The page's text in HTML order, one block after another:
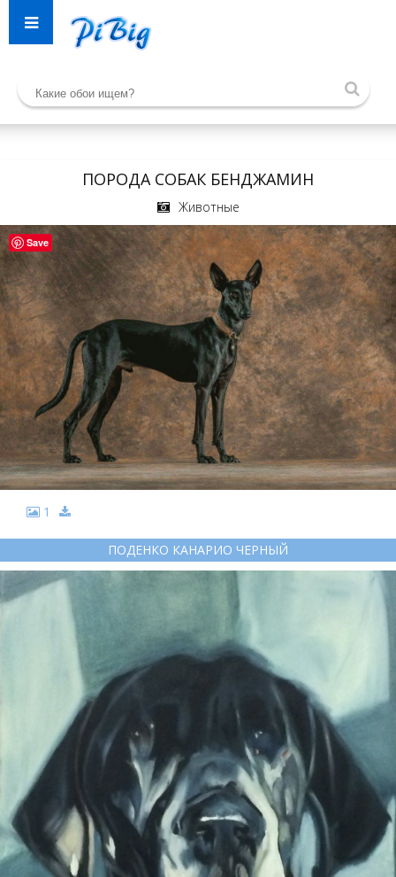
ПОРОДА СОБАК БЕНДЖАМИН
Животные
1
ПОДЕНКО КАНАРИО ЧЕРНЫЙ
Save